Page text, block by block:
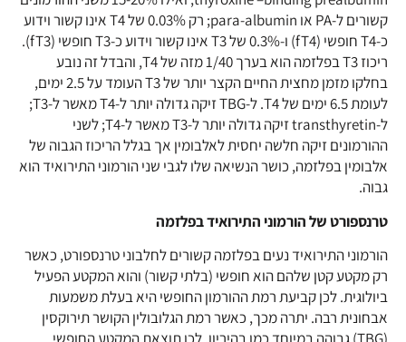
קשורים ל-PA או para-albumin; רק 0.03% של T4 אינו קשור וידוע
כ-T4 חופשי (fT4) ו-0.3% של T3 אינו קשור וידוע כ-T3 חופשי (fT3).
ריכוז T3 בפלזמה הוא בערך 1/40 מזה של T4, והבדל זה נובע
בחלקו מזמן מחצית החיים הקצר יותר של T3 העומד על 2.5 ימים,
לעומת 6.5 ימים של T4. ל-TBG זיקה גדולה יותר ל-T4 מאשר ל-T3;
ל-transthyretin זיקה גדולה יותר ל-T3 מאשר ל-T4; לשני
ההורמונים זיקה חלשה יחסית לאלבומין אך בגלל הריכוז הגבוה של
אלבומין בפלזמה, כושר הנשיאה שלו לגבי שני הורמוני התירואיד הוא
גבוה.
טרנספורט של הורמוני התירואיד בפלזמה
הורמוני התירואיד נעים בפלזמה קשורים לחלבוני טרנספורט, כאשר
רק מקטע קטן שלהם הוא חופשי (בלתי קשור) והוא המקטע הפעיל
ביולוגית. לכן קביעת רמת ההורמון החופשי היא בעלת משמעות
אבחונית רבה. יתרה מכך, כאשר רמת הגלובולין הקושר תירוקסין